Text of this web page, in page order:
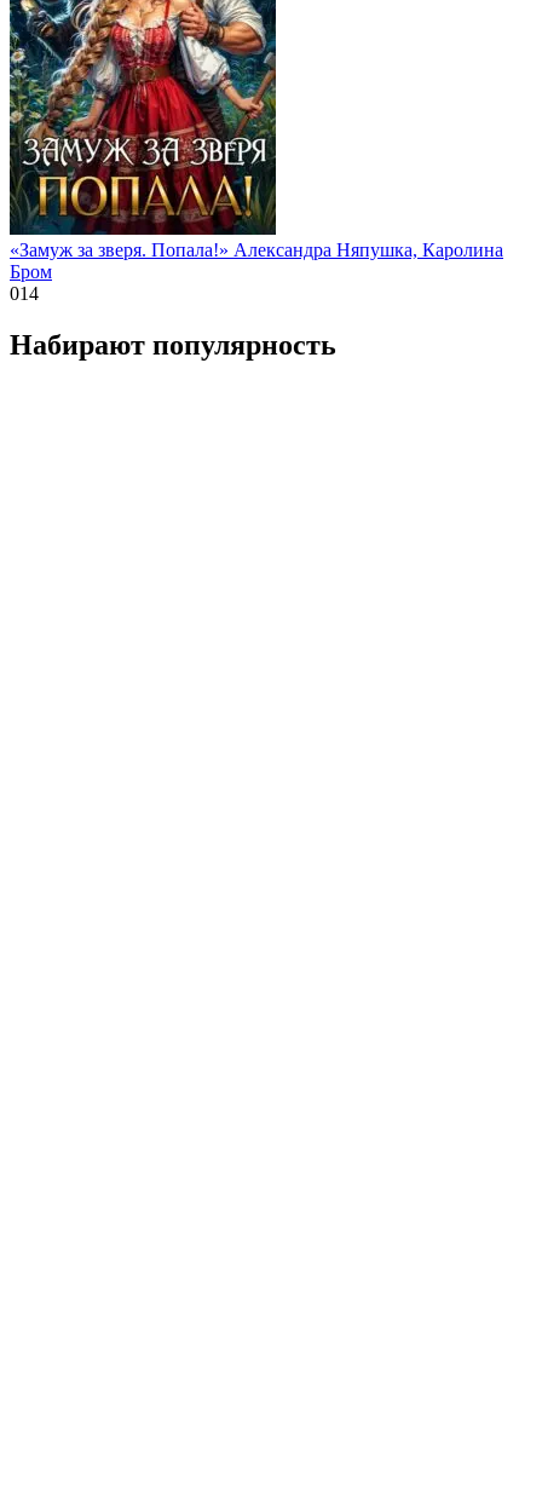
«Замуж за зверя. Попала!» Александра Няпушка, Каролина
Бром
014
Набирают популярность